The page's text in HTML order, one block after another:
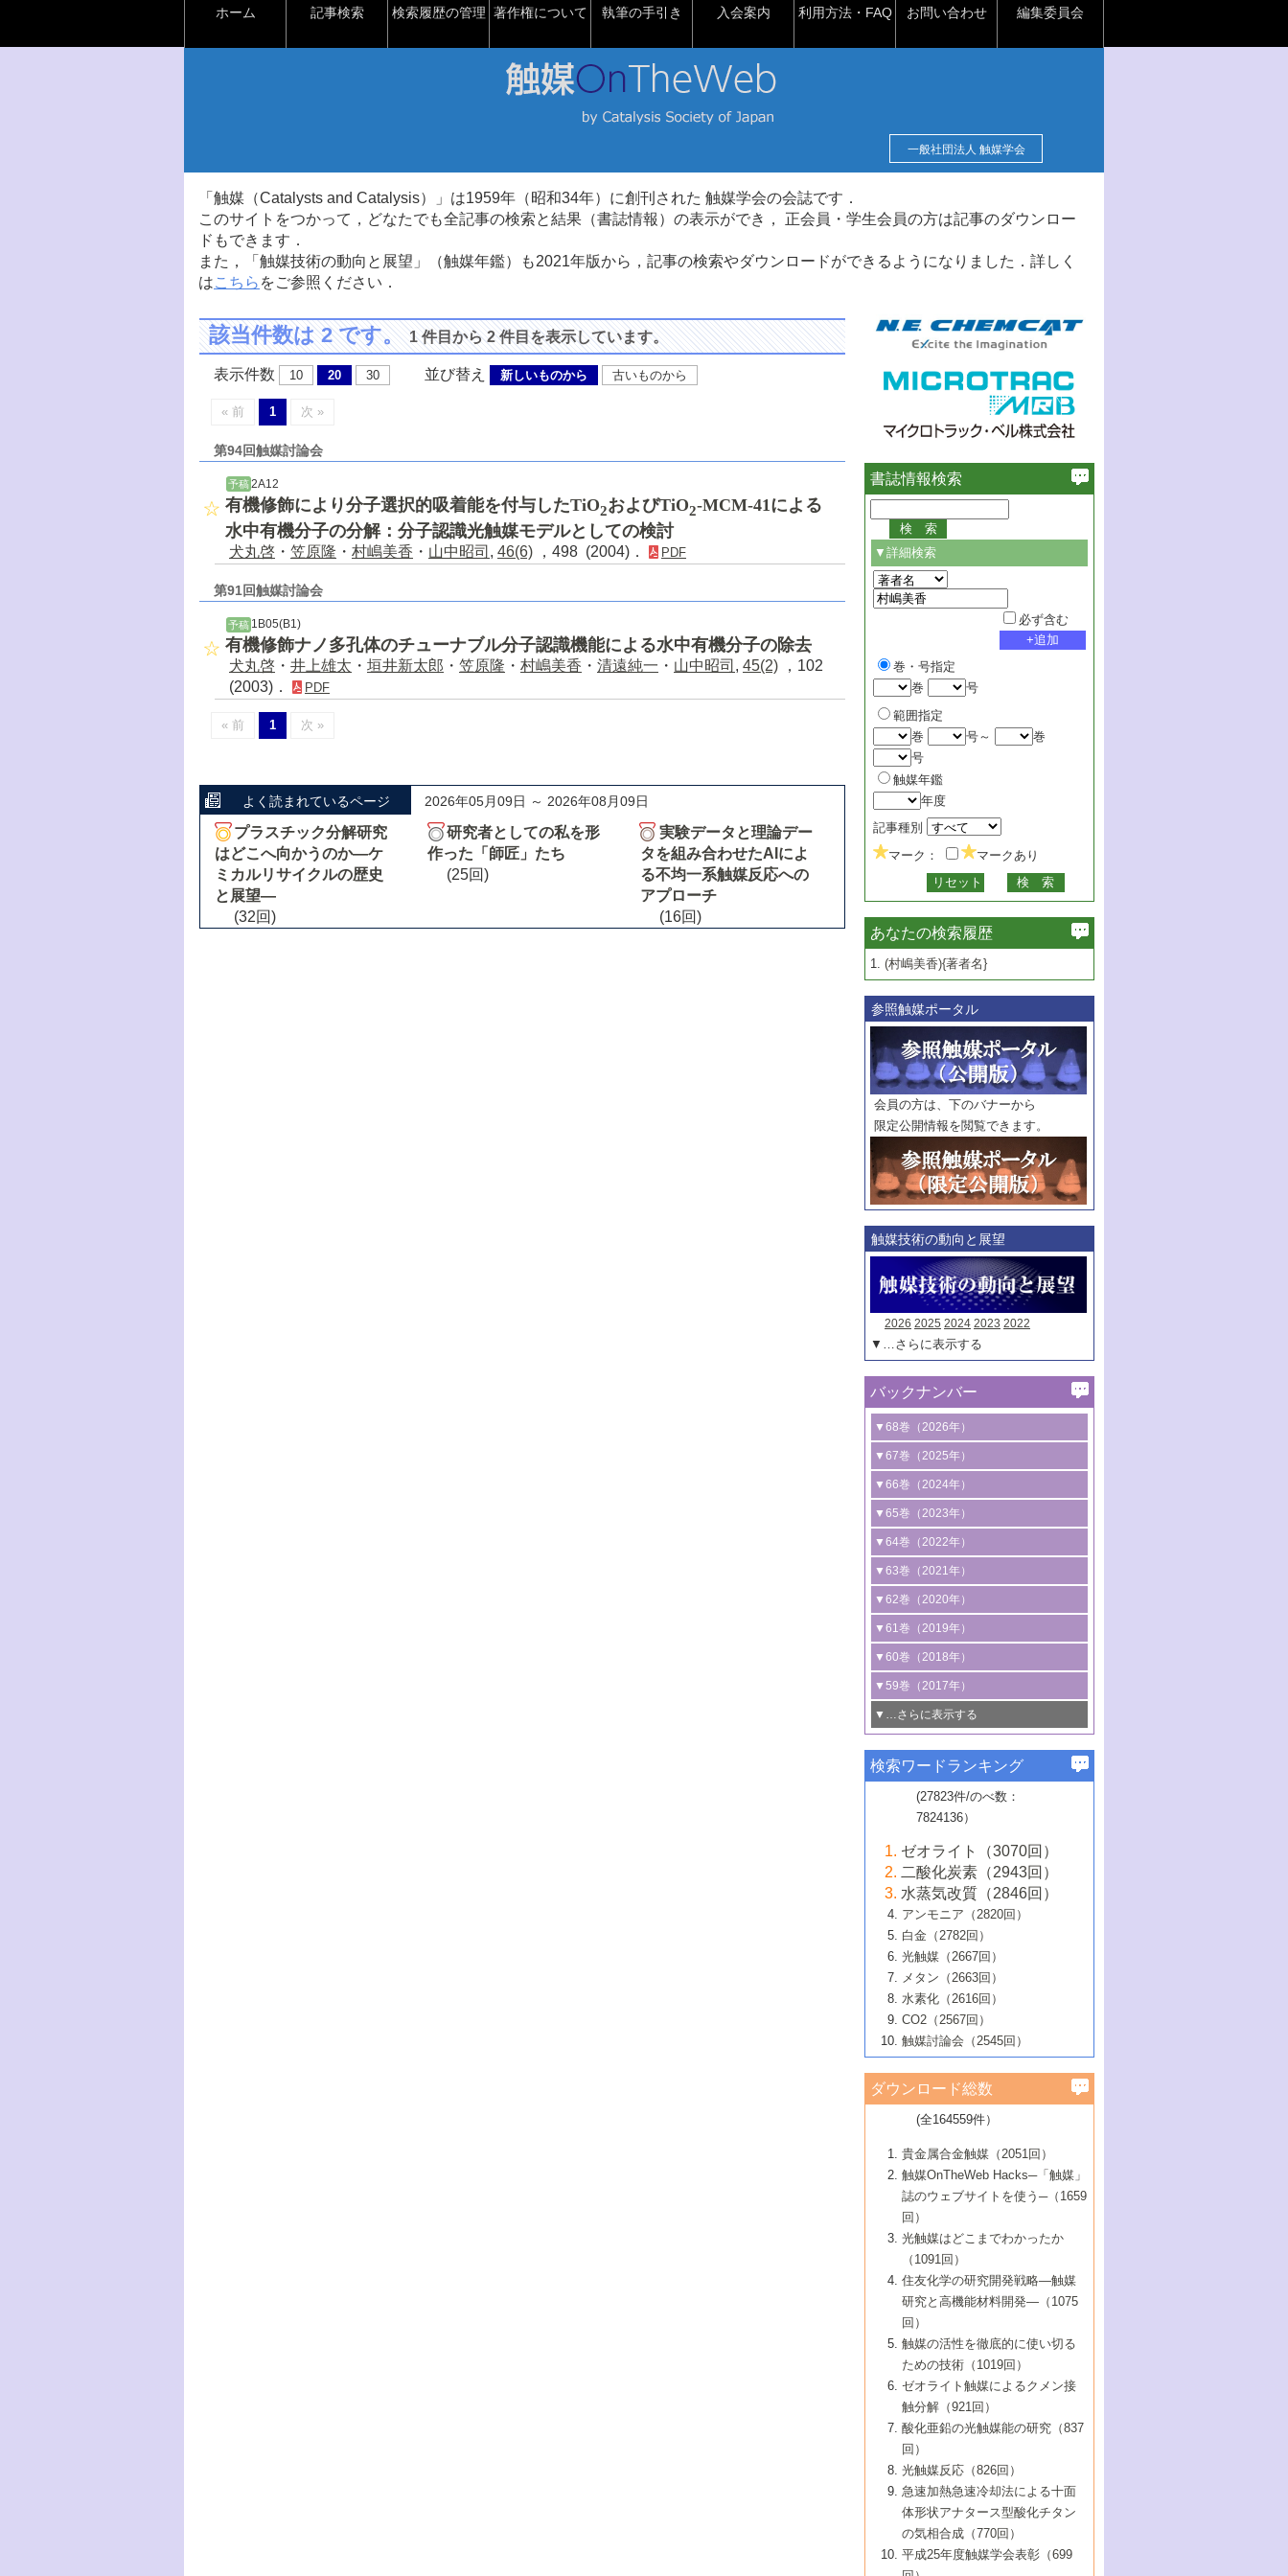
ホーム 記事検索 検索履歴の管理 著作権について 執筆の手引き 入会案内 利用方法・FAQ お問い合わせ 編集委員会
一般社団法人 触媒学会
「触媒（Catalysts and Catalysis）」は1959年（昭和34年）に創刊された 触媒学会の会誌です．
このサイトをつかって，どなたでも全記事の検索と結果（書誌情報）の表示ができ， 正会員・学生会員の方は記事のダウンロー
ドもできます．
また，「触媒技術の動向と展望」（触媒年鑑）も2021年版から，記事の検索やダウンロードができるようになりました．詳しく
はこちら をご参照ください．
該当件数は 2 です。1 件目から 2 件目を表示しています。
表示件数 10 20 30 並び替え 新しいものから 古いものから
« 前 1 次 »
第94回触媒討論会
予稿 2A12
有機修飾により分子選択的吸着能を付与したTiO2およびTiO2-MCM-41による
水中有機分子の分解：分子認識光触媒モデルとしての検討
犬丸啓 ・ 笠原隆 ・ 村嶋美香 ・ 山中昭司 , 46(6) ，498 (2004)． PDF
第91回触媒討論会
予稿 1B05(B1)
有機修飾ナノ多孔体のチューナブル分子認識機能による水中有機分子の除去
犬丸啓 ・ 井上雄太 ・ 垣井新太郎 ・ 笠原隆 ・ 村嶋美香 ・ 清遠純一 ・ 山中昭司 , 45(2) ，102
(2003)．
PDF
« 前 1 次 »
よく読まれているページ 2026年05月09日 ～ 2026年08月09日
プラスチック分解研究
はどこへ向かうのか―ケ
ミカルリサイクルの歴史
と展望―
(32回)
研究者としての私を形
作った「師匠」たち
(25回)
実験データと理論デー
タを組み合わせたAIによ
る不均一系触媒反応への
アプローチ
(16回)
書誌情報検索
▼詳細検索
必ず含む
巻・号指定
巻
号
範囲指定
巻
号～
巻
号
触媒年鑑
年度
記事種別
マーク：
マークあり
あなたの検索履歴
1. (村嶋美香){著者名}
参照触媒ポータル
会員の方は、下のバナーから
限定公開情報を閲覧できます。
触媒技術の動向と展望
2026 2025 2024 2023 2022
▼…さらに表示する
バックナンバー
▼68巻（2026年）
1号 過酸化水素合成に関する研究動向
2号 コンピューター技術により加速する
触媒開発
3号 有機分子変換やCO 資源化のための
光触媒に関する最近の研究
B号 第137回触媒討論会（2026年）
▼67巻（2025年）
1号 CO
水素化によるグリーン燃料/グリ
ーンケミカル製造
2号 水素製造のための水分解技術に関す
る最近の研究
3号 オレフィン系樹脂の精密合成に関す
る最新技術
4号 アルコール類の効率的変換を実現す
る非貴金属触媒の研究動向
5号 ゼオライトの合成と応用における研
究動向
6号 ヘテロ接合界面
B号 第135回触媒討論会（2025年）
▼66巻（2024年）
1号 低次元ナノ構造を有する触媒材料
2号 規制反応場を活用した固体触媒研究
の新展開
3号 未踏分子変換を目指した酸化触媒プ
ロセスの最前線
4号 シンクロトロン放射光および中性子
線を利用した触媒解析技術の最先端
5号 単原子触媒
6号 参照触媒委員会からのお知らせ
B号 第133回触媒討論会（2023年）
▼65巻（2023年）
1号 炭素が関わる触媒機能
2号 プラスチックケミカルリサイクルの
ための触媒技術
3号 非酸化物系金属化合物を基盤とした
触媒材料の開発
4号 格子酸素・格子酸素欠陥を利用した
触媒反応
5号 生体触媒によるエネルギー変換反応
6号 窒素とリンの循環のための触媒・機
能性材料
▼64巻（2022年）
1号 合成ガス製造とCOを用いるケミカル
ズ合成の最新動向
2号 化学品合成のための合金触媒開発
3号 CO の排出削減および有効活用のた
めの触媒技術
4号 若手による情報発信企画～とびたて
若き触媒の研究者たち～（1）
若き触媒の研究者たち～（2）
6号 石油のノーブル・ユースを志向した
触媒技術
大学：オンライン・対面開催）
▼63巻（2021年）
1号 金触媒の新展開
2号 ペロブスカイト
3号 特殊反応場を利用した触媒的分子変
換反応
4号 多孔質材料を用いた触媒の新展開
5号 情報学的手法を用いた触媒開発
6号 カーボンニュートラルに向けた電解
技術
B号 第127回触媒討論会（2021年・オン
ライン開催(Zoom)のみ）
▼62巻（2020年）
1号 触媒設計を拓く欠陥構造のキャラク
タリゼーション
2号 機能化学品製造に資するクリーンな
触媒的酸化反応
3号 水処理のための触媒化学
4号 光触媒を用いた水分解の最新の研究
動向
5号 次世代の触媒プロセスを支えるマイ
6号 メタン転換技術の最新動向
B号 第125回触媒討論会（2020年・工学
院大学）
▼61巻（2019年）
1号 物質移動制御に着目した触媒プロセ
ス開発
2号 CO2 フリー水素サプライチェーンに
関わる触媒開発動向
3号 精密高分子合成に関する最近の研究
動向
4号 バイオマス化成品製造のための触媒
5号 固体触媒による含窒素有機化合物変
換の最前線
6号 貴金属使用量低減に向けた自動車排
ガス浄化触媒の開発
B号 第123回触媒討論会（2019年・大阪
▼60巻（2018年）
1号 固体酸触媒の最新の研究動向
2号 二酸化炭素からの有用化学品合成
3号 ナノ粒子・クラスター触媒の最前線
4号 60周年記念企画
5号 進化するゼオライト合成技術
6号 非貴金属系触媒における電気化学的
B号 第121回触媒討論会（2018年・東京
大学）
▼59巻（2017年）
1号 いたるところに，触媒
最先端技術
3号 無機分離膜材料の開発と触媒反応プ
ロセスへの適用
5号 水素のふるまいを解き明かす最先端
研究
6号 低級アルカンの有効利用のための触
媒技術
B号 第119回触媒討論会（2017年・首都
大学東京）
▼…さらに表示する
1号 ユニークな構造の高分子を生み出す触
2号 リグニンからの化成品製造に向けた触
媒技術
3号 触媒研究の最先端～とびたて若き研究
者たち～（1）
4号 触媒研究の最先端～とびたて若き研究
者たち～（2）
5号 触媒研究の最先端～とびたて若き研究
者たち～（3）
6号 イオニクス材料と燃料電池・電解合成
の最新の研究動向
B号 第117回触媒討論会（2016年・大阪府
立大学）
▼57巻（2015年）
1号 水素キャリアにかかわる触媒技術の新
2号 石油精製用触媒の最近の進展
3号 固体酸化物形燃料電池（SOFC）におけ
るアノード触媒上での燃料直接改質技術
4号 コアシェル構造の制御による触媒機能
5号 工業触媒およびその周辺技術の最近の
進歩
6号 ナノシート
B号 第115回触媒討論会（2015年・成蹊大
▼56巻（2014年）
2号 光触媒反応機構に関する最新の研究動
向
開発動向
4号 人工光合成に向けた近年のアプローチ
5号 未利用熱エネルギーの有効活用に貢献
する触媒技術
6号 ポリオキソメタレート
B号 第113回触媒討論会（2014年・ロワジ
ールホテル豊橋）
1号 高耐久性燃料電池システム用触媒にお
ける新展開
2号 リビングラジカル重合の最近の動向
3号 天然ガスの化学工業的展開に関する触
媒技術
4号 貴金属触媒の精密構造制御とその活用
5号 バイオマス化成品製造のための固体触
6号 ナノ空間─吸着状態解析から新機能開拓
B号 第111回触媒討論会（2013年・関西大
▼54巻（2012年）
1号 規則性多孔体の利用技術における最近
の進歩
2号 第109回触媒討論会
3号 貴金属低減技術の最新動向
4号 貴金属代替技術の最新動向
5号 光触媒による物質変換反応の新展開
6号 グラフェン
7号 水素を利用する化成品合成の新潮流
▼53巻（2011年）
1号 金属学から見る合金触媒の新展開
2号 第107回触媒討論会
3号 触媒のその場観察法の進歩（１）
4号 触媒のその場観察法の進歩（２）
5号 不活性結合の触媒的活性化による有機
合成
6号 新しい固体酸触媒技術
7号 ゼオライト合成における最近の進歩
▼52巻（2010年）
1号 触媒の劣化対策と長寿命触媒開発
2号 第105回触媒討論会
3号 ナノ構造が拓く新機能
4号 活性サイトおよびその環境の精密な設
計による触媒の高機能化
5号 触媒を有効に使うための技術
7号 有機分子触媒による精密有機合成
8号 高機能化ポリオレフィンに向けた重合
触媒の最近の進展
1号 炭素材料－熱い注目を集める材料－
2号 第103回触媒討論会
3号 環境浄化用光触媒の現状と課題
4号 水素社会の実現に向けた水素製造・貯
蔵技術の進歩
5号 CO2が関わる触媒・材料
7号 持続可能社会実現のための触媒および
触媒関連技術
▼50巻（2008年）
1号 触媒化学と学会のこの10年，半世紀，
そして未来
2号 第101回触媒討論会
4号 錯体を利用したユニークな表面構造の
構築と機能
5号 若手会員による触媒研究の未来展望1：
企業編
6号 第102回触媒討論会
7号 触媒・化学反応における計算化学の進
8号 若手研究者による触媒研究の未来展望
2：大学・研究所編
▼49巻（2007年）
1号 含フッ素化合物の合成と触媒
2号 第99回触媒討論会
3号 実用的ファインケミカル合成プロセス
を実現する触媒
5号 こんな物質，あんな物質―新たな触媒
の可能性―
7号 『結晶の化学』を活かした触媒研究
8号 イオン液体の応用
▼48巻（2006年）
1号 固体酸触媒の最近の進歩
2号 第97回触媒討論会
3号 リビング重合触媒の最近の展開
5号 水素製造・貯蔵のための触媒技術の新
しい展開
6号 第98回触媒討論会
7号 基礎化学品製造の触媒技術
8号 多機能型リアクター
1号 最近の触媒担体とその効果
2号 第95回触媒討論会
4号 水分解用光触媒材料
5号 時間分解分光の進歩と応用
6号 第96回触媒討論会
8号 超臨界流体を用いた化学プロセスの新
▼46巻（2004年）
1号 部分酸化反応触媒の最前線
2号 第93回触媒討論会
3号 特殊エネルギー場の触媒反応
4号 生体内における金属の触媒作用
5号 ファインケミカルズの展開に寄与する
6号 第94回触媒討論会
7号 サブナノレベルでみた新しい表面現象
8号 オレフィン重合触媒の新たな展
▼45巻（2003年）
1号 なぜこの触媒が良いのか？
2号 第91回触媒討論会
3号 最近の自動車排ガス処理技術
4号 触媒研究の現状と将来─第90回触媒討論
5号 基礎化学品製造の触媒技術
6号 第92回触媒討論会
7号 基礎化学品製造の触媒技術
8号 資源の循環と触媒技術
▼44巻（2002年）
1号 高次制御された触媒の化学
2号 第89回触媒討論会
3号 触媒を利用した電気化学の新展開
4号 ナノ材料の調製と機能化
5号 こんな触媒が欲しい
6号 第90回触媒討論会
7号 触媒研究と学術雑誌/情報
8号 若い世代からみた触媒化学の現状と未
▼43巻（2001年）
1号 グリーンケミストリーと触媒
2号 第87回触媒討論会特集号
3号 生体触媒とバイオプロセス
4号 水素製造・利用の触媒化学
5号 触媒研究における新しい切り口：コン
ビナトリアルケミストリー
6号 第88回触媒討論会特集号
7号 企業における触媒研究のブレークスル
8号 この材料を触媒として使ってみません
▼42巻（2000年）
1号 触媒反応工学の明日を拓く
2号 第85回触媒討論会
3号 反応ダイナミクス
5号 触媒のおもしろさをどのように伝える
6号 第86回触媒討論会
7号 水素化精製触媒の新しい展開
8号 新しい反応性と機能性を目指した金属
クラスタ-化学
▼41巻（1999年）
1号 孔、穴、あな?-特異な空間とその利用-
2号 第83回触媒討論会
3号 均一系触媒反応最前線
4号 実用炭素材料の新展開
5号 研究の方法論を考える
7号 機能性金属材料と触媒
8号 触媒研究へのNMRの応用と展望
▼40巻（1998年）
進展と21世紀への提言/創立40周年記念・触
媒学会この10年の歩みとこれから/創立40周
2号 第81回触媒討論会
3号 計算機触媒化学へのさそい
4号 触媒劣化の制御と予測
5号 最新の実用プロセスと触媒
6号 第82回触媒討論会
7号 ナノ構造体の化学
8号 あの反応は今
1号 均一系と不均一系触媒反応-その特徴と
接点
2号 第79回触媒討論会
3号 最新NO除去触媒の実用化研究
4号 新しい反応場を目指した触媒調製
5号 反応・分離技術の新しい展開
6号 第80回触媒討論会
8号 AFMでみる世界
▼38巻（1996年）
1号 触媒の構造と触媒作用/C1化学を中心と
する21世紀への触媒
3号 オリンピックメダル:金・銀・銅はどん
な触媒作用を示すか
4号 触媒作用における機能の複合化
5号 未来を拓け！若手研究者
6号 第78回触媒討論会
7号 ダイナミックな領域への触媒研究の展
開/C1化学を中心とする21世紀への触媒
▼37巻（1995年）
1号 ファインケミカルズと固体触媒
2号 第75回触媒討論会
3号 希土類を利用した触媒
4号 触媒とリサイクル
5号 エネルギー変換触媒
6号 第76回触媒討論会
7号 表面吸着相の新しい展開
8号 マイクロポーラス・クリスタル触媒の
▼36巻（1994年）
1号 電気化学と触媒
2号 第73回触媒討論会
3号 C4化学の展開
4号 《通常号》
5号 《通常号》
6号 第74回触媒討論会
▼35巻（1993年）
1号 工業触媒開発マニュアル―探索から工
業化まで
2号 第71回触媒討論会
3号 研究開発のうらおもて―着想と展開
4号 触媒劣化と寿命の予測
5号 環境に優しい触媒
▼34巻（1992年）
1号 インパクトを与えたこの研究
2号 第69回触媒討論会
3号 ケミカルズ合成触媒―新しい展開と応
▼33巻（1991年）
1号 触媒プロセス開発マニュアル―探索か
ら工業化まで，知っておきたいこと PartII
2号 第67回触媒討論会
▼32巻（1990年）
1号 21世紀に向けて触媒研究の飛躍をめざ
す―触媒化学の裾野を広げよう
2号 第65回触媒討論会
▼31巻（1989年）
1号 情報科学と反応設計・材料設計
▼30巻（1988年）
検索ワードランキング
(27823件/のべ数：
7824136）
ゼオライト（3070回）
二酸化炭素（2943回）
水蒸気改質（2846回）
アンモニア（2820回）
白金（2782回）
光触媒（2667回）
メタン（2663回）
水素化（2616回）
CO2（2567回）
触媒討論会（2545回）
ダウンロード総数
(全164559件）
貴金属合金触媒（2051回）
触媒OnTheWeb Hacks─「触媒」
誌のウェブサイトを使う─（1659
回）
光触媒はどこまでわかったか
（1091回）
住友化学の研究開発戦略―触媒
研究と高機能材料開発―（1075
回）
触媒の活性を徹底的に使い切る
ための技術（1019回）
ゼオライト触媒によるクメン接
触分解（921回）
酸化亜鉛の光触媒能の研究（837
回）
光触媒反応（826回）
急速加熱急速冷却法による十面
体形状アナタース型酸化チタン
の気相合成（770回）
平成25年度触媒学会表彰（699